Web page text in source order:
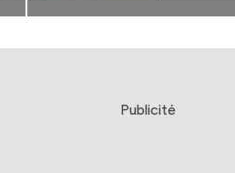
Publicité